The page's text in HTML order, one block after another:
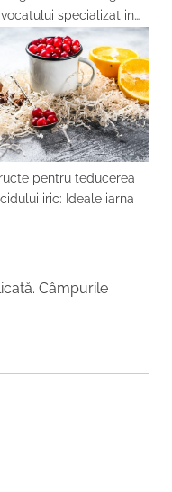
specializat in
drept penal
pentru teducerea
iric: Ideale iarna
Câmpurile